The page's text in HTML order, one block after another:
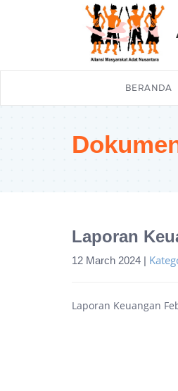
BERANDA
Laporan
12 March 2024 |
Laporan Keuangan